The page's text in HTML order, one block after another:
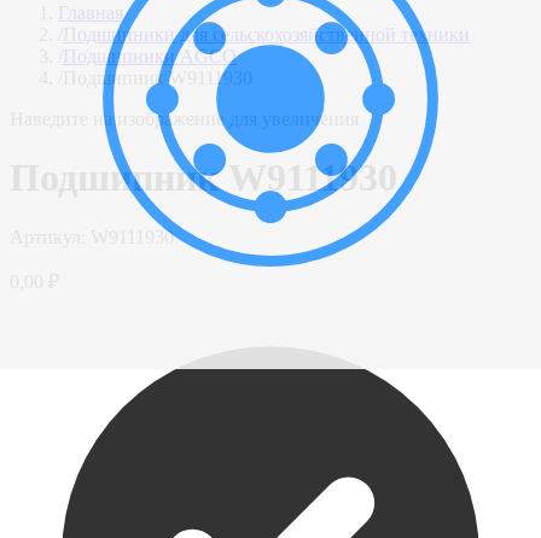
Главная
Подшипники для сельскохозяйственной техники
Подшипники AGCO
Подшипник W9111930
Наведите на изображение для увеличения
Подшипник W9111930
W9111930